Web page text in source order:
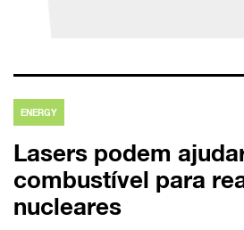
ENERGY
Lasers podem
combustível para
nucleares